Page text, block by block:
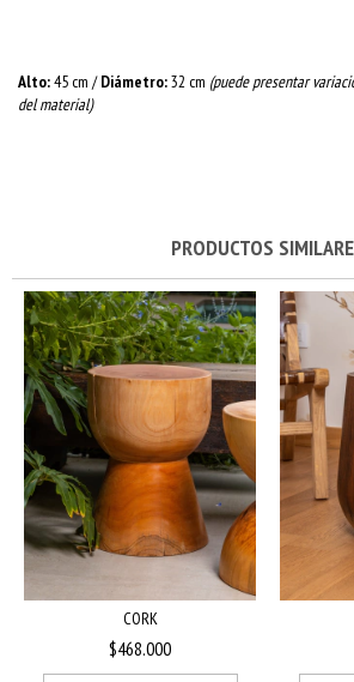
Alto:45 cm /Diámetro:32 cm (puede presentar
del material)
PRODUCTOS
CORK
$468.000